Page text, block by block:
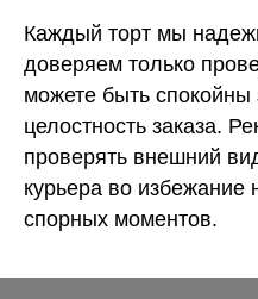
Каждый торт мы
доверяем только
можете быть спокойны
целостность заказа.
проверять внешний
курьера во избежание
спорных моментов.